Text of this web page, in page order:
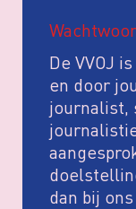
De VVOJ
en door
journalist,
dan bij ons